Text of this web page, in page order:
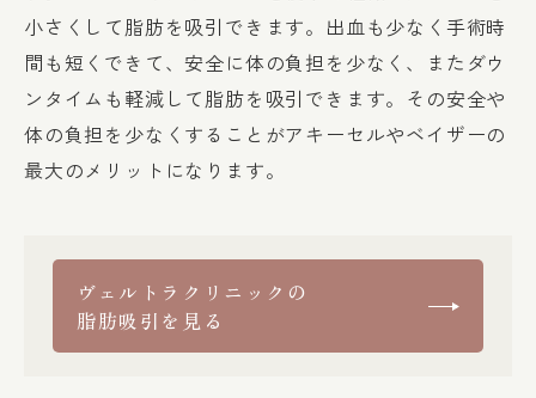
小さくして脂肪を吸引できます。出血も少なく手術時
間も短くできて、安全に体の負担を少なく、またダウ
ンタイムも軽減して脂肪を吸引できます。その安全や
体の負担を少なくすることがアキーセルやベイザーの
最大のメリットになります。
ヴェルトラクリニックの
脂肪吸引を見る